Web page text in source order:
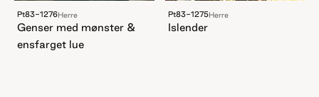
Pt83-1276Herre
Genser med mønster &
ensfarget lue
Pt83-1275Herre
Islender